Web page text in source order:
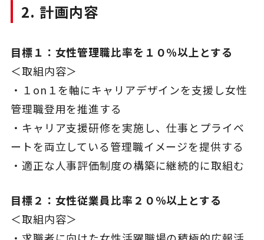
2. 計画内容
目標１：女性管理職比率を１０％以上とする
＜取組内容＞
・１on１を軸にキャリアデザインを支援し女性
管理職登用を推進する
・キャリア支援研修を実施し、仕事とプライベ
ートを両立している管理職イメージを提供する
・適正な人事評価制度の構築に継続的に取組む
目標２：女性従業員比率２０％以上とする
＜取組内容＞